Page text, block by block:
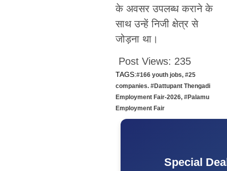
के अवसर उपलब्ध कराने के
साथ उन्हें निजी क्षेत्र से
जोड़ना था।
Post Views: 235
TAGS:#166 youth jobs, #25
companies. #Dattupant Thengadi
Employment Fair-2026, #Palamu
Employment Fair
Special